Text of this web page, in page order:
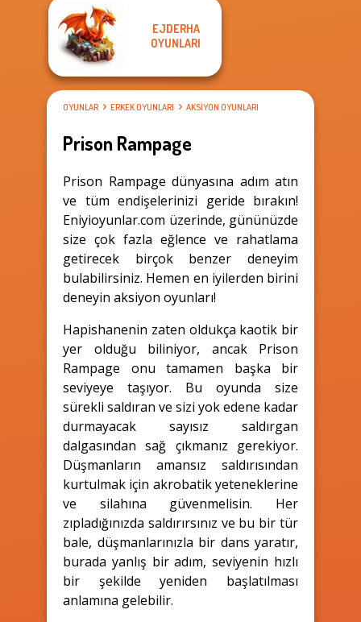
EJDERHA
OYUNLARI
OYUNLAR ERKEK OYUNLARI AKSIYON OYUNLARI
Prison Rampage
Prison Rampage dünyasına adım atın
ve tüm endişelerinizi geride bırakın!
Eniyioyunlar.com üzerinde, gününüzde
size çok fazla eğlence ve rahatlama
getirecek birçok benzer deneyim
bulabilirsiniz. Hemen en iyilerden birini
deneyin aksiyon oyunları!
Hapishanenin zaten oldukça kaotik bir
yer olduğu biliniyor, ancak Prison
Rampage onu tamamen başka bir
seviyeye taşıyor. Bu oyunda size
sürekli saldıran ve sizi yok edene kadar
durmayacak sayısız saldırgan
dalgasından sağ çıkmanız gerekiyor.
Düşmanların amansız saldırısından
kurtulmak için akrobatik yeteneklerine
ve silahına güvenmelisin. Her
zıpladığınızda saldırırsınız ve bu bir tür
bale, düşmanlarınızla bir dans yaratır,
burada yanlış bir adım, seviyenin hızlı
bir şekilde yeniden başlatılması
anlamına gelebilir.